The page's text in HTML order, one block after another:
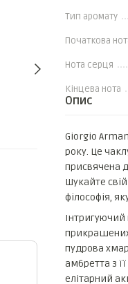
Тип аромату
Початкова
Нота серця
Кінцева нота
Опис
Giorgio
року. Це
присвячена
Шукайте
філософія,
Інтригуючий
пудрова
амбретта з
елітарний